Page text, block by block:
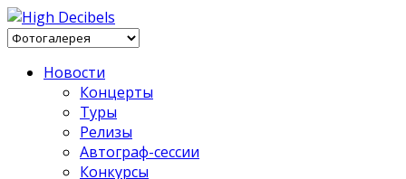
Новости
Концерты
Туры
Релизы
Автограф-сессии
Конкурсы